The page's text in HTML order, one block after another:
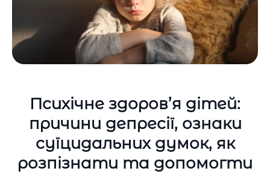
Психічне здоров’я дітей:
причини депресії, ознаки
суїцидальних думок, як
розпізнати та допомогти